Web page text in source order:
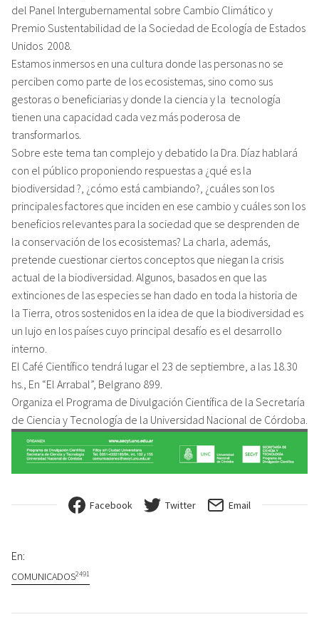
del Panel Intergubernamental sobre Cambio Climático y
Premio Sustentabilidad de la Sociedad de Ecología de Estados
Unidos 2008.
Estamos inmersos en una cultura donde las personas no se
perciben como parte de los ecosistemas, sino como sus
gestoras o beneficiarias y donde la ciencia y la tecnología
tienen una capacidad cada vez más poderosa de
transformarlos.
Sobre este tema tan complejo y debatido la Dra. Díaz hablará
con el público proponiendo respuestas a ¿qué es la
biodiversidad ?, ¿cómo está cambiando?, ¿cuáles son los
principales factores que inciden en ese cambio y cuáles son los
beneficios relevantes para la sociedad que se desprenden de
la conservación de los ecosistemas? La charla, además,
pretende cuestionar ciertos conceptos que niegan la crisis
actual de la biodiversidad. Algunos, basados en que las
extinciones de las especies se han dado en toda la historia de
la Tierra, otros sostenidos en la idea de que la biodiversidad es
un lujo en los países cuyo principal desafío es el desarrollo
interno.
El Café Científico tendrá lugar el 23 de septiembre, a las 18.30
hs., En “El Arrabal”, Belgrano 899.
Organiza el Programa de Divulgación Científica de la Secretaría
de Ciencia y Tecnología de la Universidad Nacional de Córdoba.
Facebook Twitter Email
En:
COMUNICADOS2491